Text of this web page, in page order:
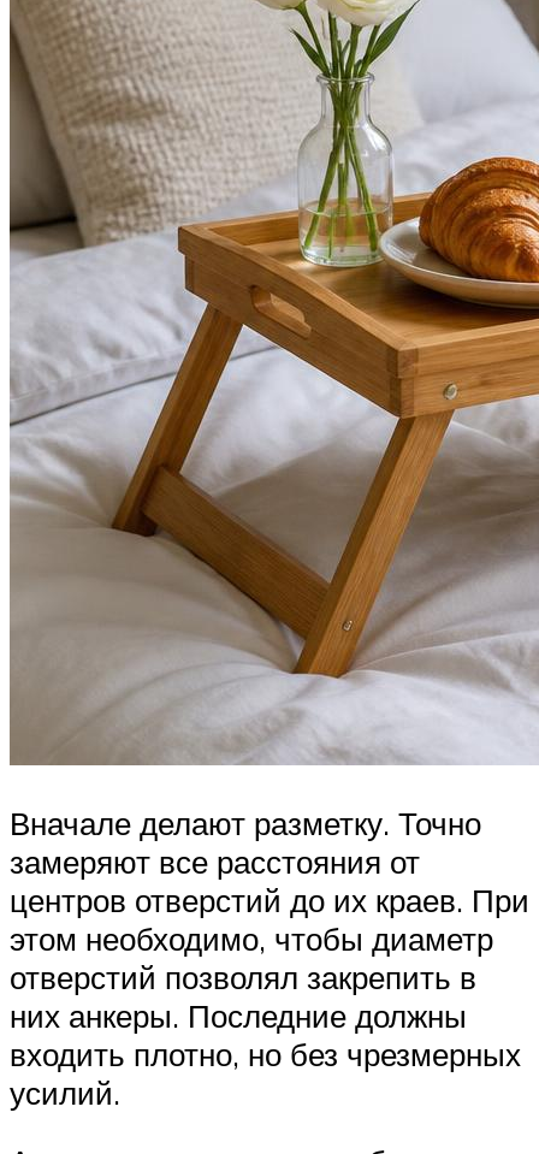
Вначале делают разметку. Точно
замеряют все расстояния от
центров отверстий до их краев. При
этом необходимо, чтобы диаметр
отверстий позволял закрепить в
них анкеры. Последние должны
входить плотно, но без чрезмерных
усилий.